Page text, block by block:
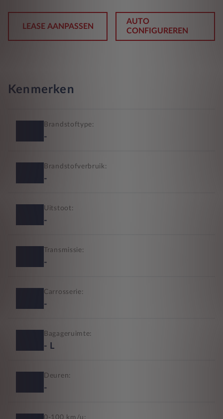
LEASE AANPASSEN
AUTO
CONFIGUREREN
Kenmerken
Brandstoftype:
-
Brandstofverbruik:
-
Uitstoot:
-
Transmissie:
-
Carrosserie:
-
Bagageruimte:
- L
Deuren:
-
0-100 km/u: